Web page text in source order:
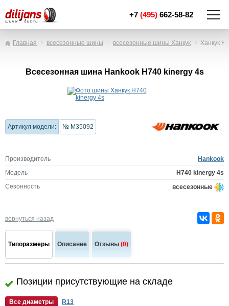
+7 (495) 662-58-82
Главная всесезонные шины всесезонные шины Ханкук Ханкук
Всесезонная шина Hankook H740 kinergy 4s
Артикул модели: № M35092
Производитель
Hankook
Модель
H740 kinergy 4s
Сезонность
всесезонные
вернуться назад
Типоразмеры Описание Отзывы (0)
Позиции присутствующие на складе
Все диаметры R13